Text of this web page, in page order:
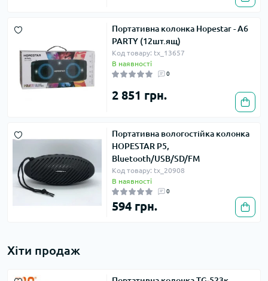
Портативна колонка Hopestar - A6
PARTY (12шт.ящ)
Код товару: tx_13657
В наявності
0
2 851 грн.
Портативна вологостійка колонка
HOPESTAR P5,
Bluetooth/USB/SD/FM
Код товару: tx_20908
В наявності
0
594 грн.
Хіти продаж